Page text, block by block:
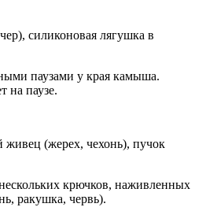
силиконовая лягушка в
паузами у края камыша.
на паузе.
(жерех, чехонь), пучок
крючков, наживленных
ракушка, червь).